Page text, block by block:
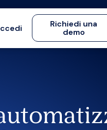
Richiedi una
demo